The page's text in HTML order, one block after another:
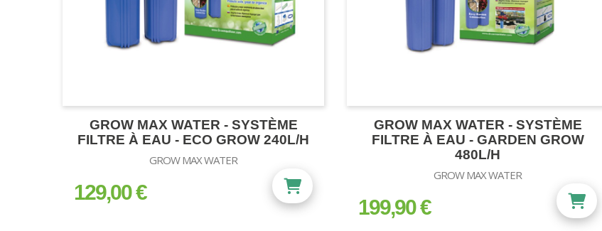
GROW MAX WATER - SYSTÈME
FILTRE À EAU - ECO GROW 240L/H
GROW MAX WATER
prix
129,00 €
GROW MAX WATER - SYSTÈME
FILTRE À EAU - GARDEN GROW
480L/H
GROW MAX WATER
prix
199,90 €